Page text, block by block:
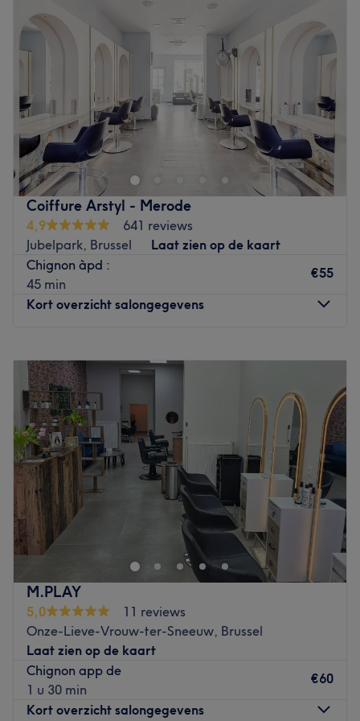
Les spécialités de l’établissement : les soins du visage et
les soins du corps.
Go to venue
Donderdag
19:00
Vrijdag
19:00
09:30
Zondag
Melting Pot est un centre de beauté situé sur la commune
de Saint-Gilles, à deux pas de Châtelain. C’est un lieu
d’esthétique, de coiffure et de relooking tout à fait
unique. Vous serez accueilli, dans un cadre à la fois
calme et chaleureux, par une équipe professionnelle et
compétente qui vous aidera à mettre en valeur votre
physique et votre personnalité. Leur désir est de vous
proposer des conseils et des soins personnalisés,
répondant parfaitement à vos exigences. L'institut est
facilement accessible en transport en commun avec les
trams 92 et 97, l'arrêt le plus proche et Janson.
Coiffure Arstyl - Merode
4,9
641 reviews
Jubelpark, Brussel
Laat zien op de kaart
Chignon àpd :
45 min
€55
Kort overzicht salongegevens
Dinsdag
Woensdag
Donderdag
10:00 –18:30
Vrijdag
10:00 –
18:30
Zaterdag
10:00– 18:30
Zondag
11:00 17:00
Coiffure Arstyl est un salon de coiffure mixte situé à
Bruxelles.
Transports publics les plus proches :
Station de métro Merode.
L’équipe :
Mahdi, aux petits soins et toujours de bonne humeur,
partage avec vous son incroyable savoir-faire.
M.PLAY
5,0
11 reviews
Onze-Lieve-Vrouw-ter-Sneeuw, Brussel
Laat zien op de kaart
Chignon app de
1 u 30 min
€60
Kort overzicht salongegevens